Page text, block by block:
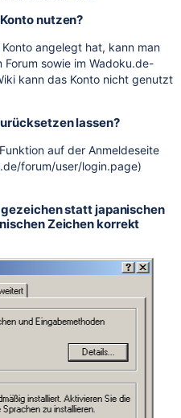
nutzen?
angelegt hat, kann man
sowie im Wadoku.de-
kann das Konto nicht genutzt
lassen?
auf der Anmeldeseite
forum/user/login.page)
statt japanischen
Zeichen korrekt